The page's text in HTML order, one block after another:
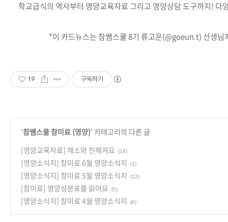
학교급식의 역사부터 영양교육자료 그리고 영양상담 도구까지! 다
*이 카드뉴스는 참쌤스쿨 8기 류고은(@goeun.t) 선생님
19 구독하기
'참쌤스쿨 참미료 (영양)' 카테고리의 다른 글
[영양교육자료] 채소와 친해져요
(14)
[영양소식지] 참미료 6월 영양소식지 (1)
[영양소식지] 참미료 5월 영양소식지 (12)
[참미료] 영양성분표를 읽어요 (5)
[영양소식지] 참미료 4월 영양소식지 (6)